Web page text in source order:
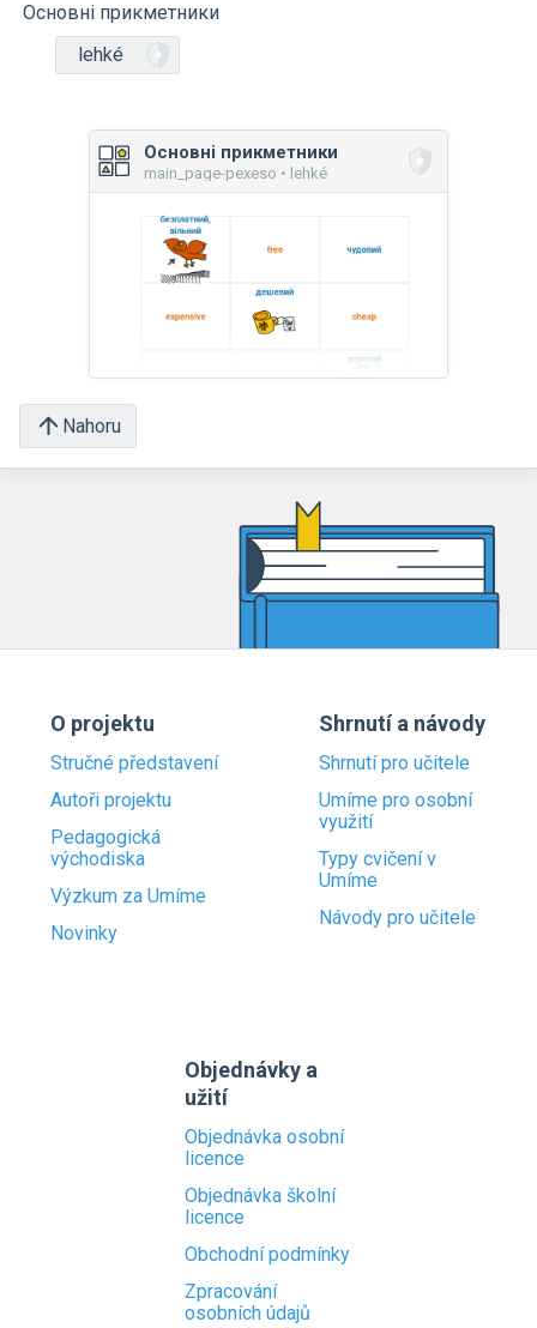
Основні прикметники
lehké
Основні прикметники
main_page-pexeso • lehké
Nahoru
O projektu
Stručné představení
Autoři projektu
Pedagogická
východiska
Výzkum za Umíme
Novinky
Shrnutí a návody
Shrnutí pro učitele
Umíme pro osobní
využití
Typy cvičení v
Umíme
Návody pro učitele
Objednávky a
užití
Objednávka osobní
licence
Objednávka školní
licence
Obchodní podmínky
Zpracování
osobních údajů